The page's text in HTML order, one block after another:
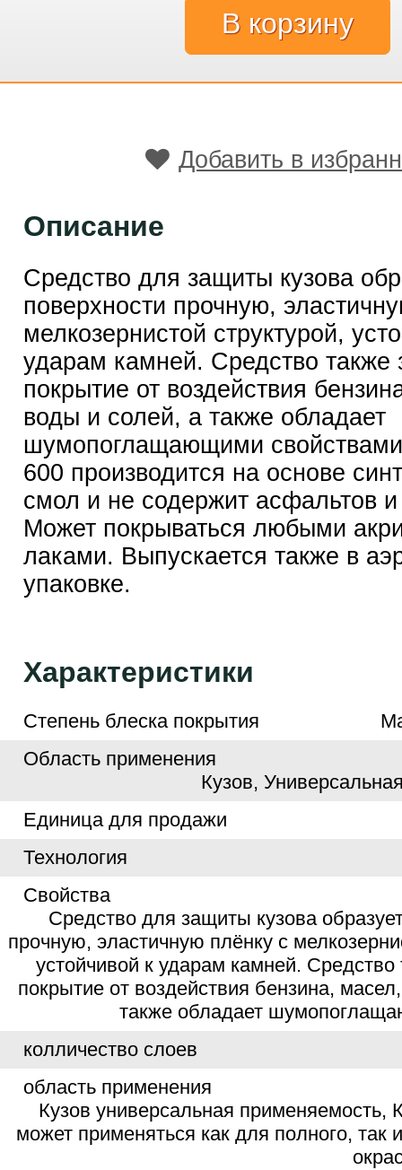
Добавить в
Описание
Средство для защиты кузова
поверхности прочную,
мелкозернистой структурой,
ударам камней. Средство также
покрытие от воздействия
воды и солей, а также обладает
шумопоглащающими
600 производится на основе
смол и не содержит асфальтов
Может покрываться любыми
лаками. Выпускается также в
упаковке.
Характеристики
Степень блеска покрытия
Область применения
Кузов,
Единица для продажи
Технология
Свойства
Средство для защиты кузова
прочную, эластичную плёнку с
устойчивой к ударам камней.
покрытие от воздействия бензина,
также обладает
колличество слоев
область применения
Кузов универсальная применяемость,
может применяться как для полного, так